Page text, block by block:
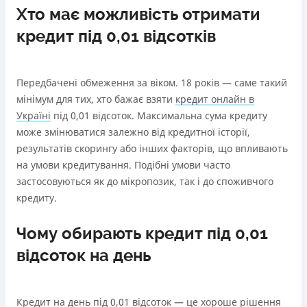
Хто має можливість отримати
кредит під 0,01 відсотків
Передбачені обмеження за віком. 18 років — саме такий
мінімум для тих, хто бажає взяти кредит онлайн в
Україні під 0,01 відсоток. Максимальна сума кредиту
може змінюватися залежно від кредитної історії,
результатів скорингу або інших факторів, що впливають
на умови кредитування. Подібні умови часто
застосовуються як до мікропозик, так і до споживчого
кредиту.
Чому обирають кредит під 0,01
відсоток на день
Кредит на день під 0,01 відсоток — це хороше рішення